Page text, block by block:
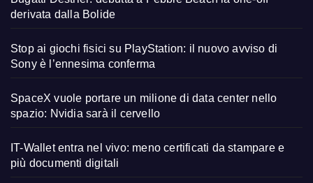
derivata dalla Bolide
Stop ai giochi fisici su PlayStation: il nuovo avviso di
Sony è l’ennesima conferma
SpaceX vuole portare un milione di data center nello
spazio: Nvidia sarà il cervello
IT-Wallet entra nel vivo: meno certificati da stampare e
più documenti digitali